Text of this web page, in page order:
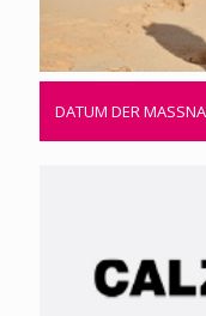
DATUM DER